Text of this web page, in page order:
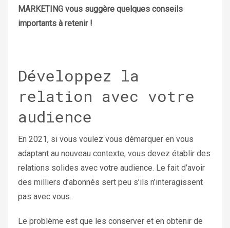
MARKETING vous suggère quelques conseils
importants à retenir !
Développez la
relation avec votre
audience
En 2021, si vous voulez vous démarquer en vous
adaptant au nouveau contexte, vous devez établir des
relations solides avec votre audience. Le fait d’avoir
des milliers d’abonnés sert peu s’ils n’interagissent
pas avec vous.
Le problème est que les conserver et en obtenir de